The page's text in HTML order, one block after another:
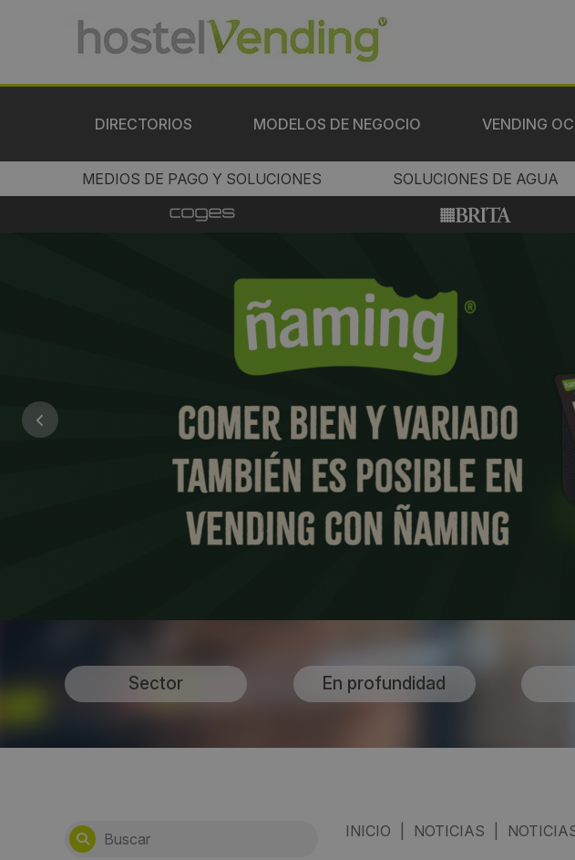
DIRECTORIOS MODELOS DE NEGOCIO VENDING
MEDIOS DE PAGO Y SOLUCIONES SOLUCIONES DE AGUA
Sector En profundidad
INICIO NOTICIAS